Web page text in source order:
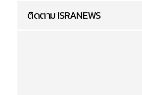
ติดตาม ISRANEWS